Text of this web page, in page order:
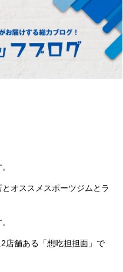
オススメスポーツジムとラ
店舗ある「想吃担担面」で